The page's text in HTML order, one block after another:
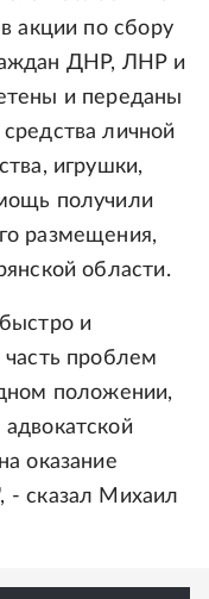
акции по сбору
ДНР, ЛНР и
и переданы
личной
игрушки,
получили
размещения,
области.
и
проблем
положении,
оказание
сказал Михаил